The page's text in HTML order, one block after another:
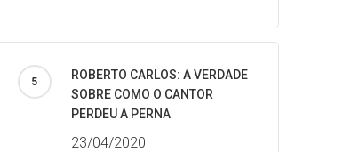
ROBERTO CARLOS: A VERDADE
SOBRE COMO O CANTOR
PERDEU A PERNA
23/04/2020